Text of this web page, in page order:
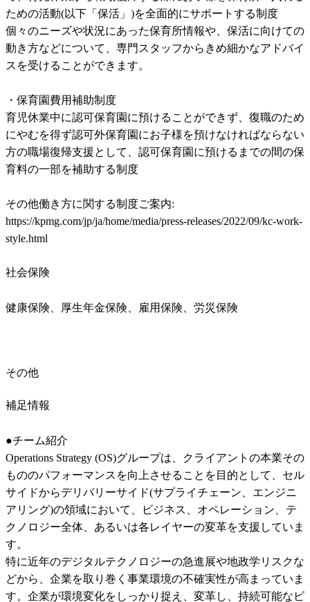
ための活動(以下「保活」)を全面的にサポートする制度
個々のニーズや状況にあった保育所情報や、保活に向けての
動き方などについて、専門スタッフからきめ細かなアドバイ
スを受けることができます。
・保育園費用補助制度
育児休業中に認可保育園に預けることができず、復職のため
にやむを得ず認可外保育園にお子様を預けなければならない
方の職場復帰支援として、認可保育園に預けるまでの間の保
育料の一部を補助する制度
その他働き方に関する制度ご案内:
https://kpmg.com/jp/ja/home/media/press-releases/2022/09/kc-work-
style.html
社会保険
健康保険、厚生年金保険、雇用保険、労災保険
その他
補足情報
●チーム紹介
Operations Strategy (OS)グループは、クライアントの本業その
もののパフォーマンスを向上させることを目的として、セル
サイドからデリバリーサイド(サプライチェーン、エンジニ
アリング)の領域において、ビジネス、オペレーション、テ
クノロジー全体、あるいは各レイヤーの変革を支援していま
す。
特に近年のデジタルテクノロジーの急進展や地政学リスクな
どから、企業を取り巻く事業環境の不確実性が高まっていま
す。企業が環境変化をしっかり捉え、変革し、持続可能なビ